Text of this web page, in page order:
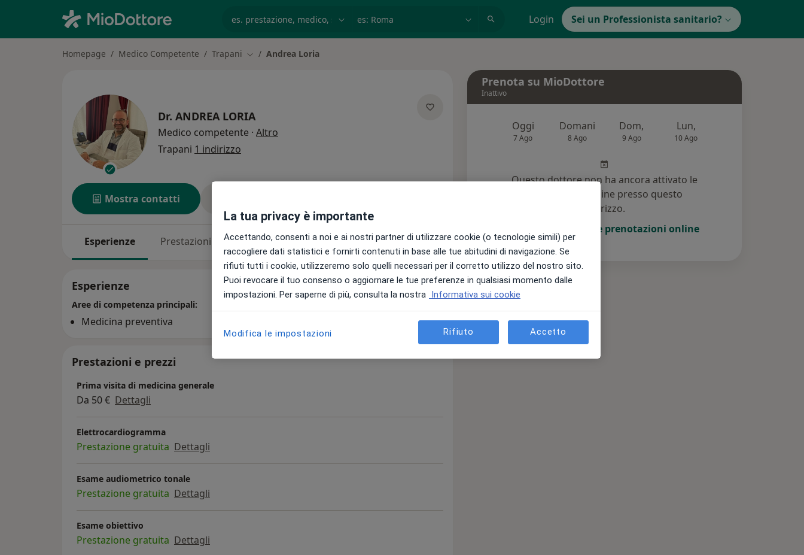
Login Sei un Professionista sanitario?
Homepage Medico Competente Trapani Cambia città
Andrea Loria
Dr. ANDREA LORIA
Medico competente · Altro
Trapani 1 indirizzo
Mostra contatti
Esperienze Prestazioni Indirizzi Assicurazioni Recensioni
Esperienze
Aree di competenza principali:
Medicina preventiva
Prestazioni e prezzi
Prima visita di medicina generale
Da 50 € Dettagli
Elettrocardiogramma
Prestazione gratuita Dettagli
Esame audiometrico tonale
Prestazione gratuita Dettagli
Esame obiettivo
Prestazione gratuita Dettagli
Prenota su MioDottore
Inattivo
Oggi
7 Ago
Domani
8 Ago
Dom,
9 Ago
Lun,
10 Ago
Questo dottore non ha ancora attivato le
prenotazioni online presso questo
indirizzo.
Chiedi di attivare le prenotazioni online
La tua privacy è importante
Accettando, consenti a noi e ai nostri partner di utilizzare cookie (o tecnologie simili) per
raccogliere dati statistici e fornirti contenuti in base alle tue abitudini di navigazione. Se
rifiuti tutti i cookie, utilizzeremo solo quelli necessari per il corretto utilizzo del nostro sito.
Puoi revocare il tuo consenso o aggiornare le tue preferenze in qualsiasi momento dalle
impostazioni. Per saperne di più, consulta la nostra Informativa sui cookie
Modifica le impostazioni Rifiuto Accetto